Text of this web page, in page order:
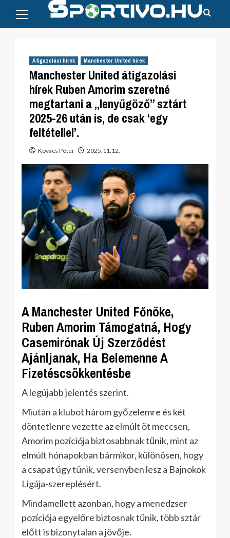
content
Menu
Átigazolási hírek Manchester United hírek
Manchester United átigazolási
hírek Ruben Amorim szeretné
megtartani a „lenyűgöző” sztárt
2025-26 után is, de csak ‘egy
feltétellel’.
Kovács Péter 2025.11.12.
A Manchester United Főnöke,
Ruben Amorim Támogatná, Hogy
Casemirónak Új Szerződést
Ajánljanak, Ha Belemenne A
Fizetéscsökkentésbe
A legújabb jelentés szerint.
Miután a klubot három győzelemre és két
döntetlenre vezette az elmúlt öt meccsen,
Amorim pozíciója biztosabbnak tűnik, mint az
elmúlt hónapokban bármikor, különösen, hogy
a csapat úgy tűnik, versenyben lesz a Bajnokok
Ligája-szereplésért.
Mindamellett azonban, hogy a menedzser
pozíciója egyelőre biztosnak tűnik, több sztár
előtt is bizonytalan a jövője.